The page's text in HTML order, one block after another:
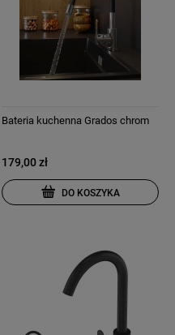
Bateria kuchenna Grados chrom
179,00 zł
DO KOSZYKA